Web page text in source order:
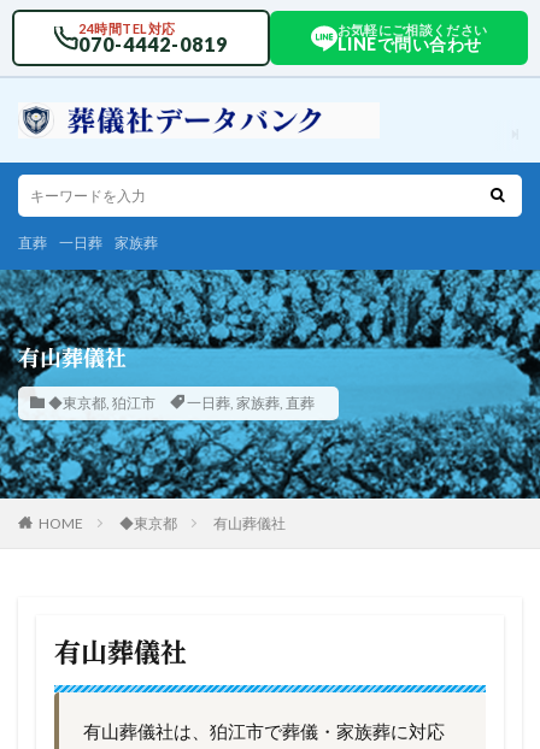
24時間TEL対応
070-4442-0819
お気軽にご相談ください
LINEで問い合わせ
直葬 一日葬 家族葬
有山葬儀社
◆東京都, 狛江市 一日葬, 家族葬, 直葬
HOME ◆東京都 有山葬儀社
有山葬儀社
有山葬儀社は、狛江市で葬儀・家族葬に対応